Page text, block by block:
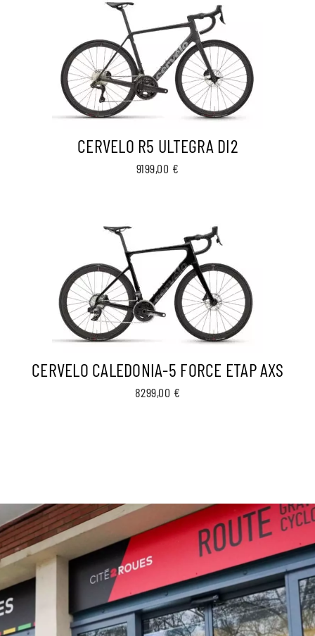
CERVELO R5 ULTEGRA DI2
9199,00 €
CERVELO CALEDONIA-5 FORCE ETAP AXS
8299,00 €